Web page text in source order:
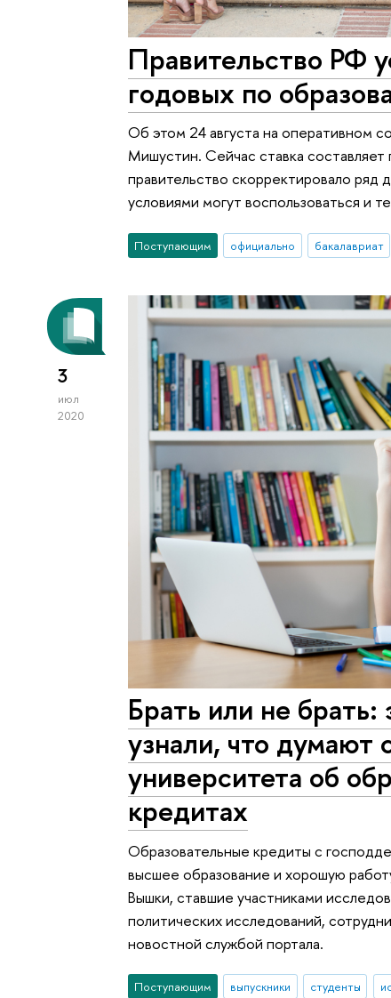
Правительство РФ
годовых по
Об этом 24 августа на оперативном
Мишустин. Сейчас ставка
правительство скорректировало
условиями могут воспользоваться и
Поступающим официально бакалавриат
3
июл
2020
Брать или не
узнали, что думают
университета об
кредитах
Образовательные кредиты с
высшее образование и хорошую
Вышки, ставшие участниками
политических исследований,
новостной службой портала.
Поступающим выпускники студенты